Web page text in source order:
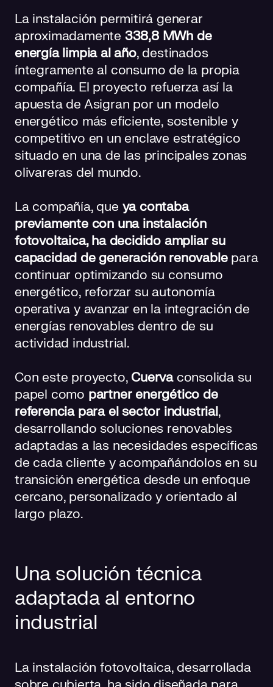
La instalación permitirá generar
aproximadamente 338,8 MWh de
energía limpia al año, destinados
íntegramente al consumo de la propia
compañía. El proyecto refuerza así la
apuesta de Asigran por un modelo
energético más eficiente, sostenible y
competitivo en un enclave estratégico
situado en una de las principales zonas
olivareras del mundo.
La compañía, que ya contaba
previamente con una instalación
fotovoltaica, ha decidido ampliar su
capacidad de generación renovablepara
continuar optimizando su consumo
energético, reforzar su autonomía
operativa y avanzar en la integración de
energías renovables dentro de su
actividad industrial.
Con este proyecto, Cuervaconsolida su
papel como partner energético de
referencia para el sector industrial,
desarrollando soluciones renovables
adaptadas a las necesidades específicas
de cada cliente y acompañándolos en su
transición energética desde un enfoque
cercano, personalizado y orientado al
largo plazo.
Una solución técnica
adaptada al entorno
industrial
La instalación fotovoltaica, desarrollada